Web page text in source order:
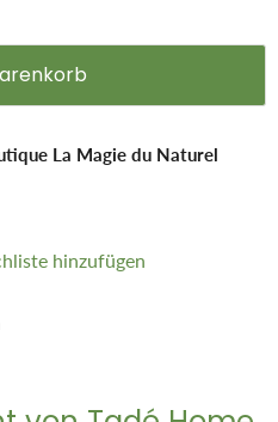
La Magie du Naturel
hinzufügen